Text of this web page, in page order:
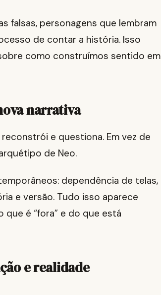
falsas, personagens que lembram
de contar a história. Isso
como construímos sentido em
narrativa
e questiona. Em vez de
de Neo.
dependência de telas,
e versão. Tudo isso aparece
é “fora” e do que está
e realidade